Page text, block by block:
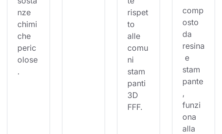
nze
chimi
che
peric
olose
.
rispet
to
alle
comu
ni
stam
panti
3D
FFF.
comp
osto
da
resina
e
stam
pante
,
funzi
ona
alla